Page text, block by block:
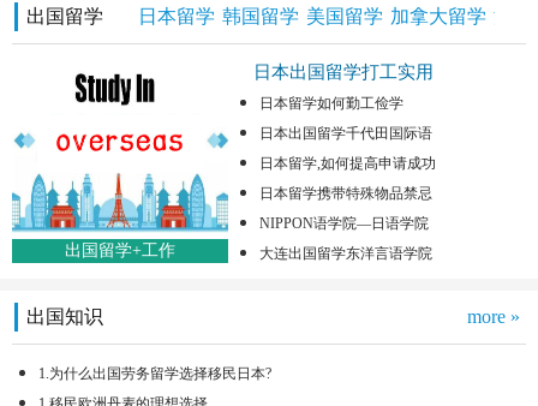
出国留学 日本留学 韩国留学 美国留学 加拿大留学 澳洲
出国留学+工作
日本出国留学打工实用
日本留学如何勤工俭学
日本出国留学千代田国际语
日本留学,如何提高申请成功
日本留学携带特殊物品禁忌
NIPPON语学院—日语学院
大连出国留学东洋言语学院
出国知识 more »
1.为什么出国劳务留学选择移民日本?